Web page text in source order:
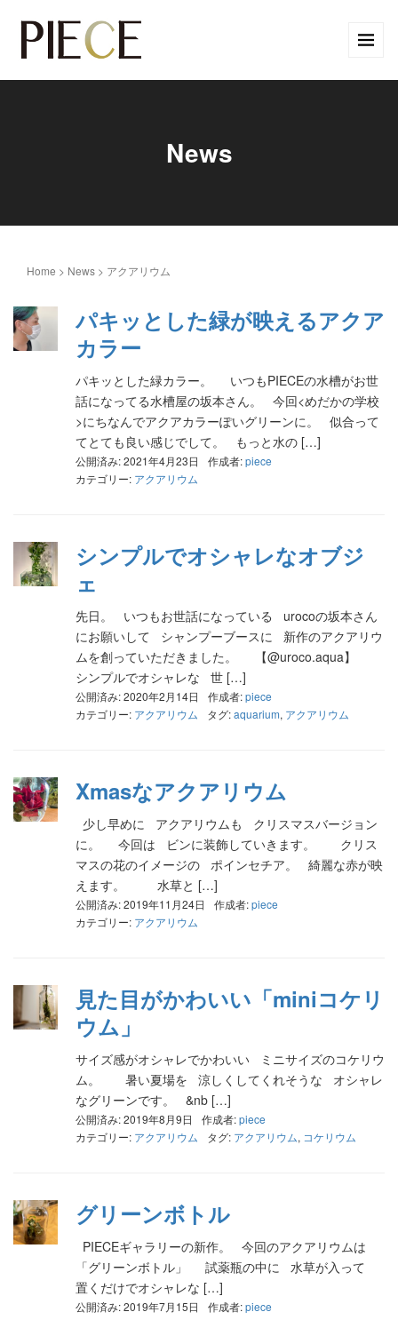
News
Home > News > アクアリウム
パキッとした緑が映えるアクア
カラー
パキッとした緑カラー。 いつもPIECEの水槽がお世
話になってる水槽屋の坂本さん。 今回<めだかの学校
>にちなんでアクアカラーぽいグリーンに。 似合って
てとても良い感じでして。 もっと水の […]
公開済み: 2021年4月23日 作成者:piece
カテゴリー: アクアリウム
シンプルでオシャレなオブジ
ェ
先日。 いつもお世話になっている urocoの坂本さん
にお願いして シャンプーブースに 新作のアクアリウ
ムを創っていただきました。 【@uroco.aqua】
シンプルでオシャレな 世 […]
公開済み: 2020年2月14日 作成者:piece
カテゴリー: アクアリウム タグ:aquarium, アクアリウム
Xmasなアクアリウム
少し早めに アクアリウムも クリスマスバージョン
に。 今回は ビンに装飾していきます。 クリス
マスの花のイメージの ポインセチア。 綺麗な赤が映
えます。 水草と […]
公開済み: 2019年11月24日 作成者:piece
カテゴリー: アクアリウム
見た目がかわいい「miniコケリ
ウム」
サイズ感がオシャレでかわいい ミニサイズのコケリウ
ム。 暑い夏場を 涼しくしてくれそうな オシャレ
なグリーンです。 &nb […]
公開済み: 2019年8月9日 作成者:piece
カテゴリー: アクアリウム タグ: アクアリウム, コケリウム
グリーンボトル
PIECEギャラリーの新作。 今回のアクアリウムは
「グリーンボトル」 試薬瓶の中に 水草が入って
置くだけでオシャレな […]
公開済み: 2019年7月15日 作成者:piece